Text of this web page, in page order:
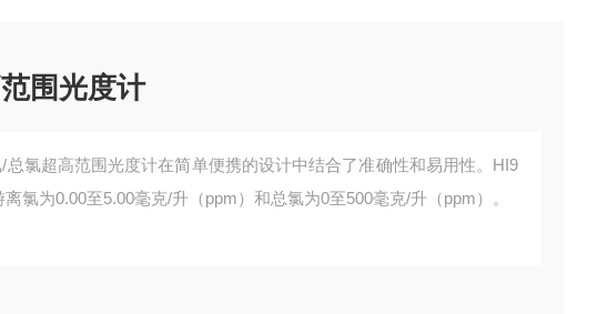
围光度计
/总氯超高范围光度计在简单便携的设计中结合了准确性和易用性。HI9
氯为0.00至5.00毫克/升（ppm）和总氯为0至500毫克/升（ppm）。